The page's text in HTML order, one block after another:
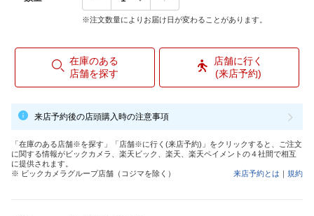
※注文数量によりお届け日が変わることがあります。
在庫のある
店舗を探す
店舗に行く
(来店予約)
来店予約後の店頭購入時の注意事項
「在庫のある店舗※を探す」「店舗※に行く(来店予約)」をクリックすると、ご注文
に関する情報がビックカメラ、楽天ビック、楽天、楽天ペイメントの４社間で相互
に提供されます。
※ ビックカメラグループ店舗（コジマを除く）
来店予約とは ｜ 規約